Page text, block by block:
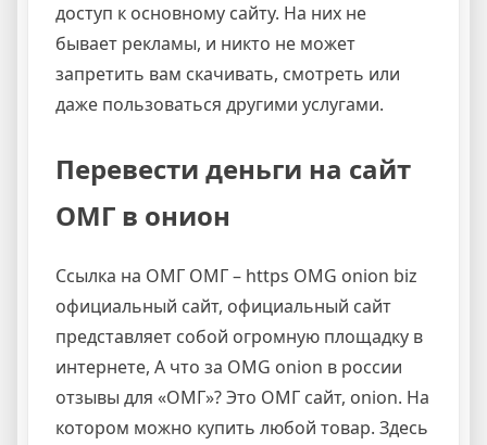
доступ к основному сайту. На них не
бывает рекламы, и никто не может
запретить вам скачивать, смотреть или
даже пользоваться другими услугами.
Перевести деньги на сайт
ОМГ в онион
Ссылка на ОМГ ОМГ – https OMG onion biz
официальный сайт, официальный сайт
представляет собой огромную площадку в
интернете, А что за OMG onion в россии
отзывы для «ОМГ»? Это ОМГ сайт, onion. На
котором можно купить любой товар. Здесь